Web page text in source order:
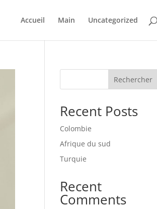
Accueil Main Uncategorized
Rechercher
Recent Posts
Colombie
Afrique du sud
Turquie
Recent
Comments